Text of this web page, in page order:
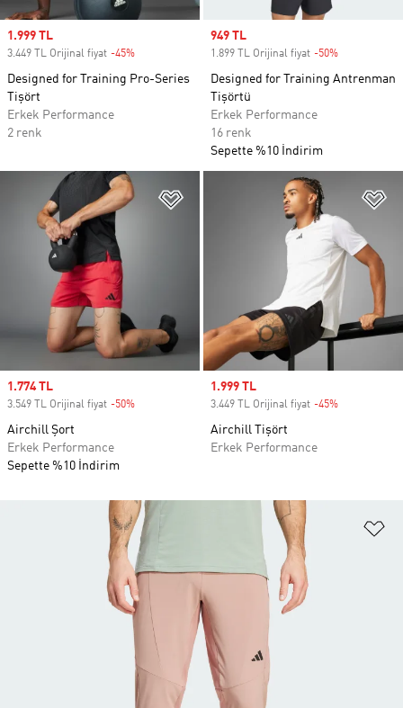
Sale price
1.999 TL
3.449 TL Orijinal fiyat -45%
Designed for Training Pro-Series
Tişört
Erkek Performance
2 renk
Sale price
949 TL
1.899 TL Orijinal fiyat -50%
Designed for Training Antrenman
Tişörtü
Erkek Performance
16 renk
Sepette %10 İndirim
Favori Listesine Ekle
Sale price
1.774 TL
3.549 TL Orijinal fiyat -50%
Airchill Şort
Erkek Performance
Sepette %10 İndirim
Sale price
1.999 TL
3.449 TL Orijinal fiyat -45%
Airchill Tişört
Erkek Performance